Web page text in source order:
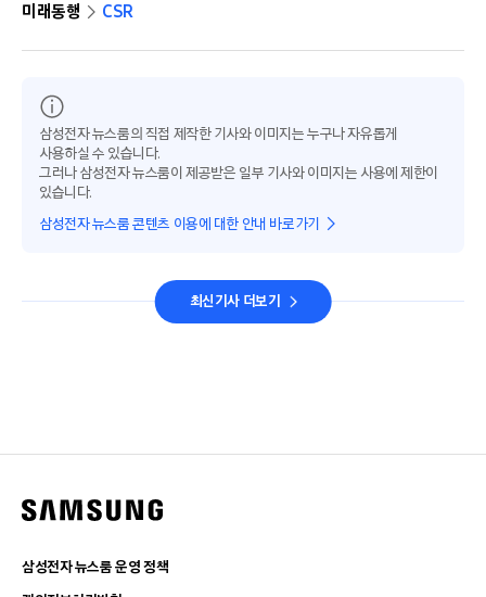
미래동행 CSR
삼성전자 뉴스룸의 직접 제작한 기사와 이미지는 누구나 자유롭게
사용하실 수 있습니다.
그러나 삼성전자 뉴스룸이 제공받은 일부 기사와 이미지는 사용에 제한이
있습니다.
삼성전자 뉴스룸 콘텐츠 이용에 대한 안내 바로가기
최신기사 더보기
삼성전자 뉴스룸 운영 정책